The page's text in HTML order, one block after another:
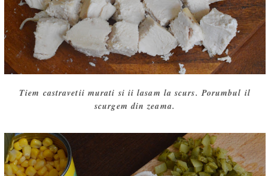
Tiem castravetii murati si ii lasam la scurs. Porumbul il
scurgem din zeama.